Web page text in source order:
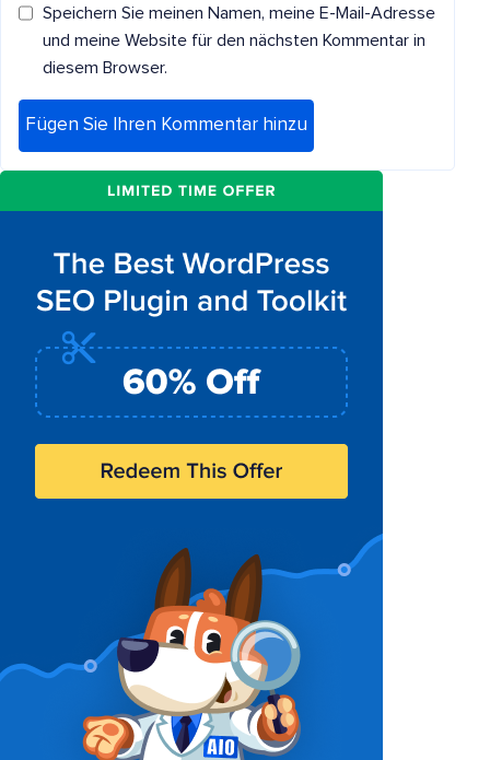
Speichern Sie meinen Namen, meine E-Mail-Adresse
und meine Website für den nächsten Kommentar in
diesem Browser.